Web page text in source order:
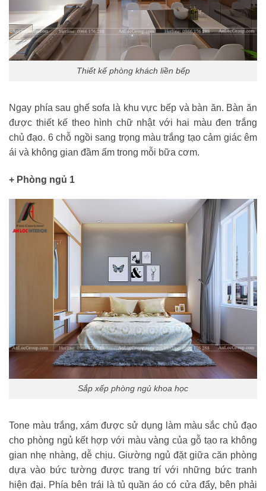
Thiết kế phòng khách liền bếp
Ngay phía sau ghế sofa là khu vực bếp và bàn ăn. Bàn ăn
được thiết kế theo hình chữ nhật với hai màu đen trắng
chủ đạo. 6 chỗ ngồi sang trọng màu trắng tạo cảm giác êm
ái và không gian đầm ấm trong mỗi bữa cơm.
+ Phòng ngủ 1
Sắp xếp phòng ngủ khoa học
Tone màu trắng, xám được sử dụng làm màu sắc chủ đạo
cho phòng ngủ kết hợp với màu vàng của gỗ tạo ra không
gian nhẹ nhàng, dễ chịu. Giường ngủ đặt giữa căn phòng
dựa vào bức tường được trang trí với những bức tranh
hiện đại. Phía bên trái là tủ quần áo có cửa đẩy, bên phải